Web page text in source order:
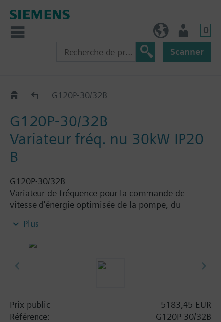
0
Scanner
G120P..2BG120P-30/32B
G120P-30/32B
Variateur fréq. nu 30kW IP20
B
G120P-30/32B
Variateur de fréquence pour la commande de
vitesse d'énergie optimisée de la pompe, du
applications de gestion technique des bâtiments,
panneau.
module d'alimentation, la hauteur totale augmente
Plus
Prix public
5183,45 EUR
Référence:
G120P-30/32B